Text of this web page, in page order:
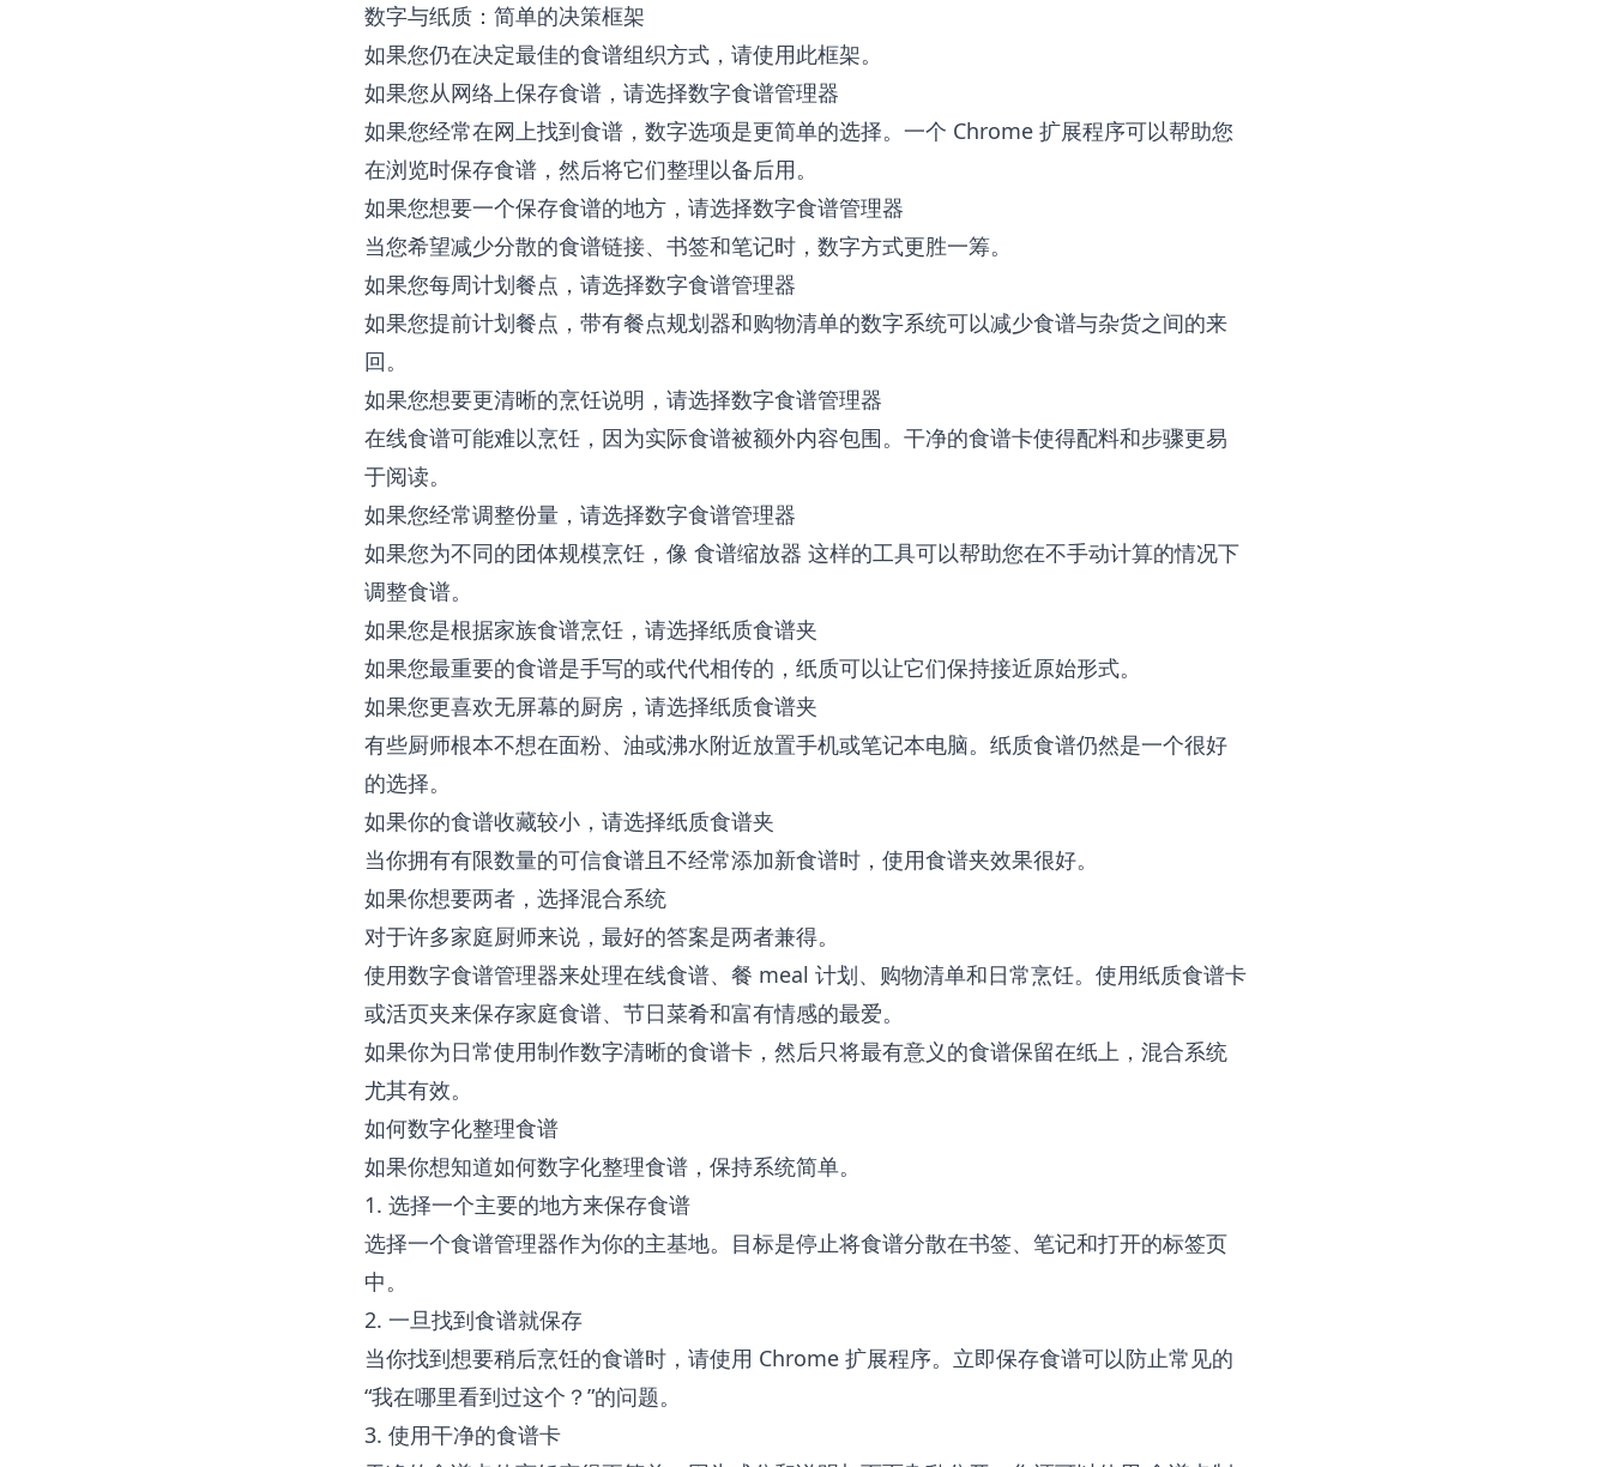
数字与纸质：简单的决策框架
如果您仍在决定最佳的食谱组织方式，请使用此框架。
如果您从网络上保存食谱，请选择数字食谱管理器
如果您经常在网上找到食谱，数字选项是更简单的选择。一个 Chrome 扩展程序可以帮助您
在浏览时保存食谱，然后将它们整理以备后用。
如果您想要一个保存食谱的地方，请选择数字食谱管理器
当您希望减少分散的食谱链接、书签和笔记时，数字方式更胜一筹。
如果您每周计划餐点，请选择数字食谱管理器
如果您提前计划餐点，带有餐点规划器和购物清单的数字系统可以减少食谱与杂货之间的来
回。
如果您想要更清晰的烹饪说明，请选择数字食谱管理器
在线食谱可能难以烹饪，因为实际食谱被额外内容包围。干净的食谱卡使得配料和步骤更易
于阅读。
如果您经常调整份量，请选择数字食谱管理器
如果您为不同的团体规模烹饪，像 食谱缩放器 这样的工具可以帮助您在不手动计算的情况下
调整食谱。
如果您是根据家族食谱烹饪，请选择纸质食谱夹
如果您最重要的食谱是手写的或代代相传的，纸质可以让它们保持接近原始形式。
如果您更喜欢无屏幕的厨房，请选择纸质食谱夹
有些厨师根本不想在面粉、油或沸水附近放置手机或笔记本电脑。纸质食谱仍然是一个很好
的选择。
如果你的食谱收藏较小，请选择纸质食谱夹
当你拥有有限数量的可信食谱且不经常添加新食谱时，使用食谱夹效果很好。
如果你想要两者，选择混合系统
对于许多家庭厨师来说，最好的答案是两者兼得。
使用数字食谱管理器来处理在线食谱、餐 meal 计划、购物清单和日常烹饪。使用纸质食谱卡
或活页夹来保存家庭食谱、节日菜肴和富有情感的最爱。
如果你为日常使用制作数字清晰的食谱卡，然后只将最有意义的食谱保留在纸上，混合系统
尤其有效。
如何数字化整理食谱
如果你想知道如何数字化整理食谱，保持系统简单。
1. 选择一个主要的地方来保存食谱
选择一个食谱管理器作为你的主基地。目标是停止将食谱分散在书签、笔记和打开的标签页
中。
2. 一旦找到食谱就保存
当你找到想要稍后烹饪的食谱时，请使用 Chrome 扩展程序。立即保存食谱可以防止常见的
“我在哪里看到过这个？”的问题。
3. 使用干净的食谱卡